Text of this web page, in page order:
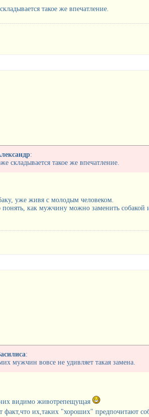
такое же впечатление.
:
складывается такое же впечатление.
уже живя с молодым человеком.
как мужчину можно заменить
:
мужчин вовсе не удивляет такая замена.
видимо животрепещущая
факт,что их,таких "хороших" предпочитают